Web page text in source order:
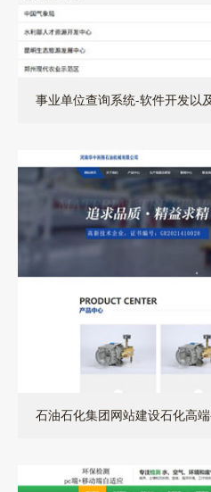
事业单位查询系统-软件开发以
石油石化集团网站建设石化高